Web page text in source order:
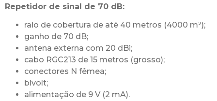
Repetidor de sinal de 70 dB:
raio de cobertura de até 40 metros (4000 m²);
ganho de 70 dB;
antena externa com 20 dBi;
cabo RGC213 de 15 metros (grosso);
conectores N fêmea;
bivolt;
alimentação de 9 V (2 mA).